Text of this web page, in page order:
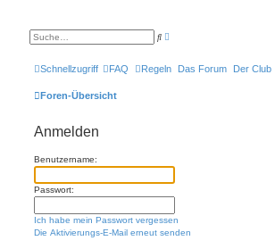
S
h
e i
e
Schnellzugriff FAQ Regeln Das Forum Der Club
Foren-Übersicht
Anmelden
Benutzername:
Passwort:
Ich habe mein Passwort vergessen
Die Aktivierungs-E-Mail erneut senden